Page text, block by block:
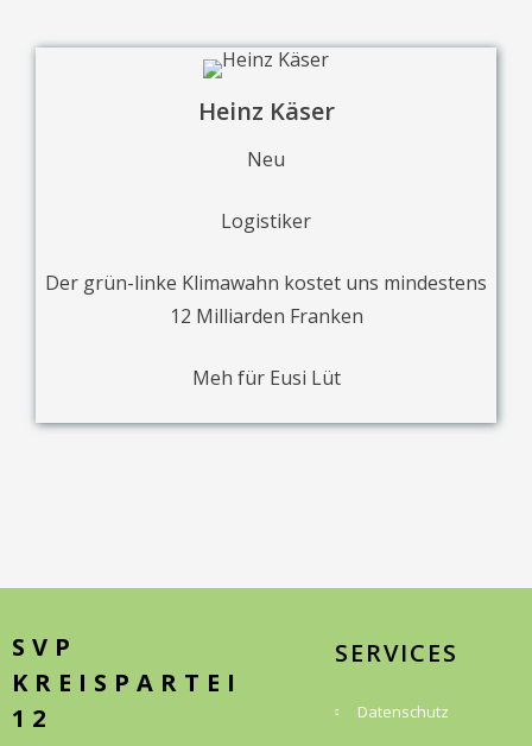
Heinz Käser
Neu
Logistiker
Der grün-linke Klimawahn kostet uns mindestens
12 Milliarden Franken
Meh für Eusi Lüt
SVP
KREISPARTEI
12
SERVICES
Datenschutz